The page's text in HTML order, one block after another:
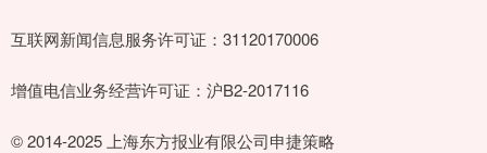
互联网新闻信息服务许可证：31120170006
增值电信业务经营许可证：沪B2-2017116
© 2014-2025 上海东方报业有限公司申捷策略